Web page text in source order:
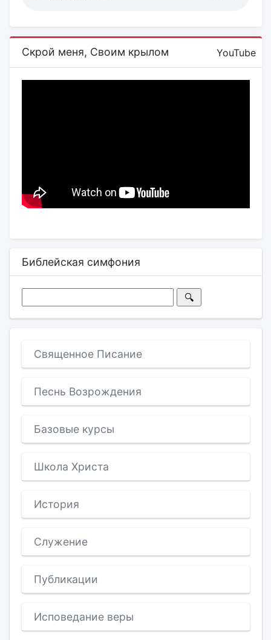
Скрой меня, Своим крылом YouTube
Библейская симфония
Священное Писание
Песнь Возрождения
Базовые курсы
Школа Христа
История
Служение
Публикации
Исповедание веры